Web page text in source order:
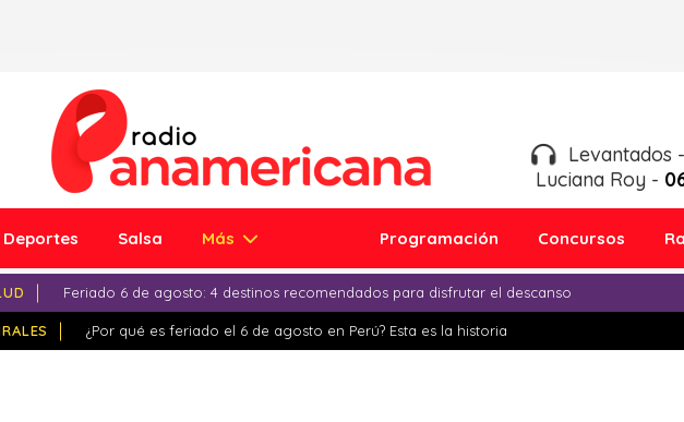
Levantados
Luciana Roy -
Deportes Salsa Más Programación Concursos
Feriado 6 de agosto: 4 destinos recomendados para disfrutar el descanso
¿Por qué es feriado el 6 de agosto en Perú? Esta es la historia